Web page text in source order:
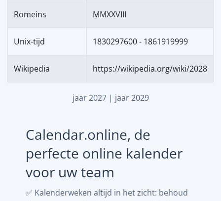
Romeins MMXXVIII
Unix-tijd 1830297600 - 1861919999
Wikipedia https://wikipedia.org/wiki/2028
jaar 2027| jaar 2029
Calendar.online, de
perfecte online kalender
voor uw team
✅ Kalenderweken altijd in het zicht: behoud